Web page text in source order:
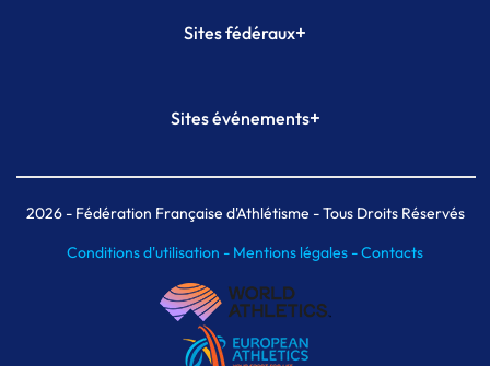
Sites fédéraux+
Plateforme Formation
Sites événements+
Meeting de Paris indoor
MAIF Ekiden de Paris
2026- Fédération Française d'Athlétisme - Tous Droits Réservés
Conditions d'utilisation - Mentions légales -Contacts